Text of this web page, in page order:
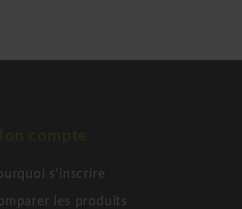
s'inscrire
les produits